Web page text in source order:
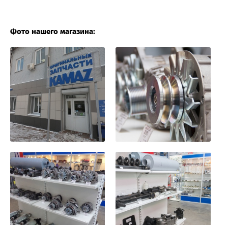
Фото нашего магазина: